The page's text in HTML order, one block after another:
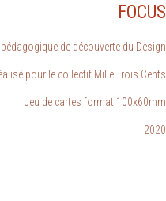
FOCUS
de découverte du Design
pour le collectif Mille Trois Cents
Jeu de cartes format 100x60mm
2020